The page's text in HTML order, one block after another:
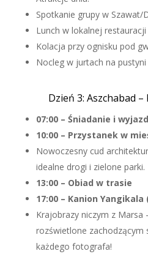
Spotkanie grupy w Szawat/
Lunch w lokalnej restauracji
Kolacja przy ognisku pod
Nocleg w jurtach na pustyni
Dzień 3: Aszchabad
07:00 – Śniadanie i
10:00 – Przystanek w
Nowoczesny cud
idealne drogi i zielone parki.
13:00 – Obiad w trasie
17:00 – Kanion Yangikala
Krajobrazy niczym z Marsa
rozświetlone zachodzącym
każdego fotografa!